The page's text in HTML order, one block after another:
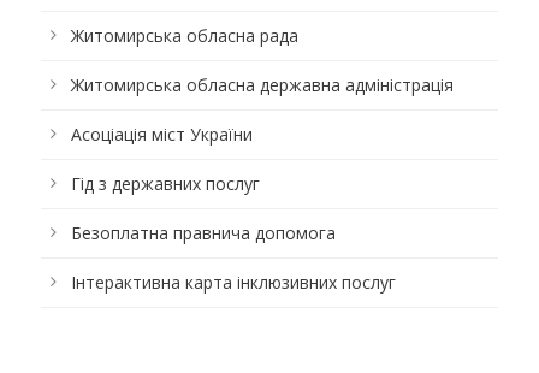
Житомирська обласна рада
Житомирська обласна державна адміністрація
Асоціація міст України
Гід з державних послуг
Безоплатна правнича допомога
Інтерактивна карта інклюзивних послуг